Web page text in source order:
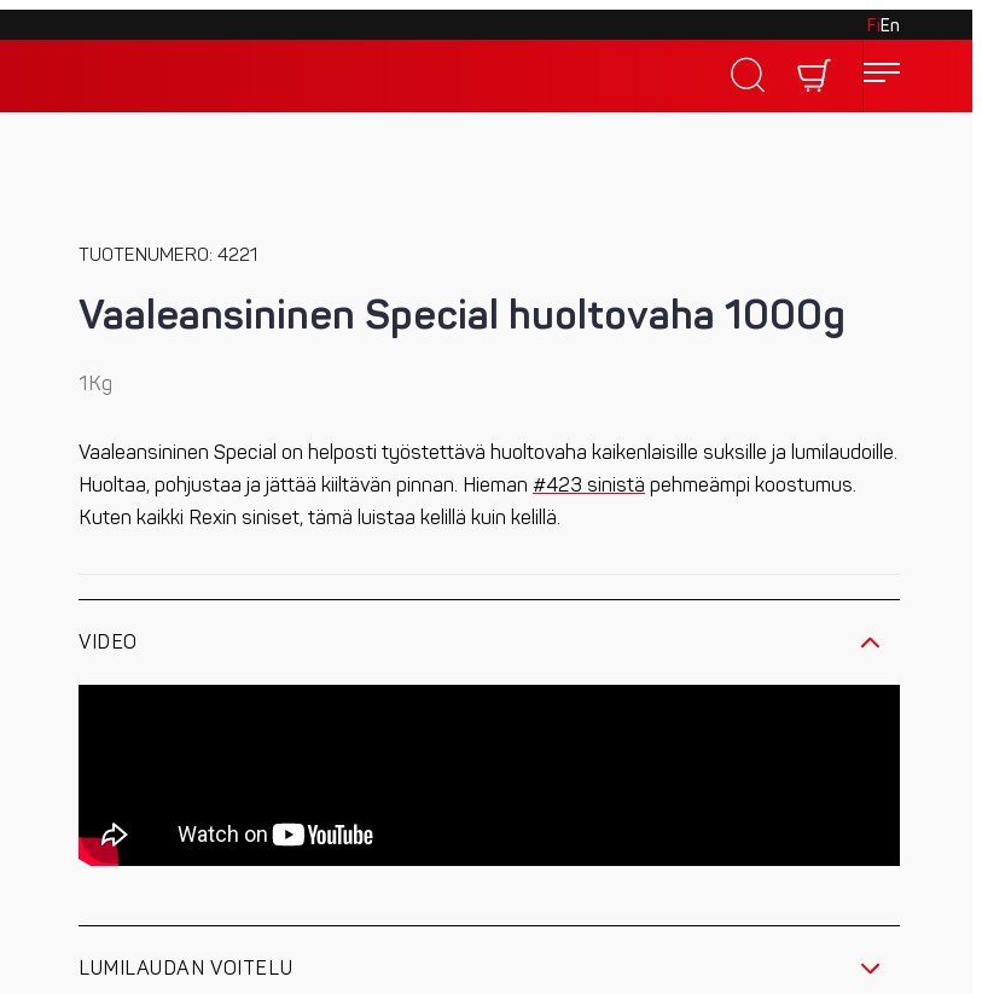
FiEn
TUOTENUMERO: 4221
Vaaleansininen Special huoltovaha 1000g
1Kg
Vaaleansininen Special on helposti työstettävä huoltovaha kaikenlaisille suksille ja lumilaudoille.
Huoltaa, pohjustaa ja jättää kiiltävän pinnan. Hieman #423 sinistä pehmeämpi koostumus.
Kuten kaikki Rexin siniset, tämä luistaa kelillä kuin kelillä.
VIDEO
LUMILAUDAN VOITELU